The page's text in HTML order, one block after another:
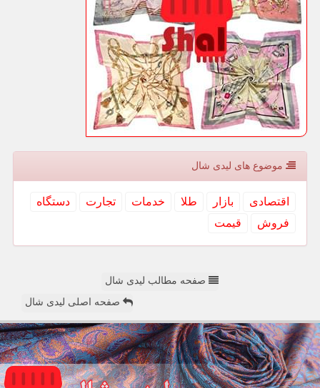
موضوع های لیدی شال
اقتصادی بازار طلا خدمات تجارت
دستگاه
فروش
قیمت
صفحه مطالب لیدی شال
صفحه اصلی لیدی شال